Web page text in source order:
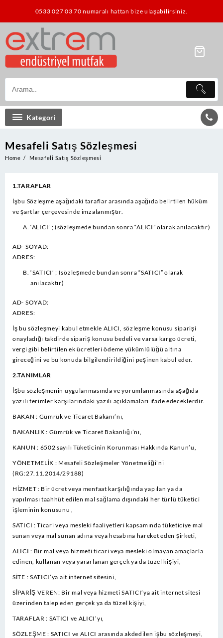
0533 027 03 70 numaralı hattan bize ulaşabilirsiniz.
Kategori
Mesafeli Satış Sözleşmesi
Home Mesafeli Satış Sözleşmesi
1.TARAFLAR
İşbu Sözleşme aşağıdaki taraflar arasında aşağıda belirtilen hüküm
ve şartlar çerçevesinde imzalanmıştır.
‘ALICI’ ; (sözleşmede bundan sonra “ALICI” olarak anılacaktır)
AD- SOYAD:
ADRES:
‘SATICI’ ; (sözleşmede bundan sonra “SATICI” olarak
anılacaktır)
AD- SOYAD:
ADRES:
İş bu sözleşmeyi kabul etmekle ALICI, sözleşme konusu siparişi
onayladığı takdirde sipariş konusu bedeli ve varsa kargo ücreti,
vergi gibi belirtilen ek ücretleri ödeme yükümlülüğü altına
gireceğini ve bu konuda bilgilendirildiğini peşinen kabul eder.
2.TANIMLAR
İşbu sözleşmenin uygulanmasında ve yorumlanmasında aşağıda
yazılı terimler karşılarındaki yazılı açıklamaları ifade edeceklerdir.
BAKAN : Gümrük ve Ticaret Bakanı’nı,
BAKANLIK : Gümrük ve Ticaret Bakanlığı’nı,
KANUN : 6502 sayılı Tüketicinin Korunması Hakkında Kanun’u,
YÖNETMELİK : Mesafeli Sözleşmeler Yönetmeliği’ni
(RG:27.11.2014/29188)
HİZMET : Bir ücret veya menfaat karşılığında yapılan ya da
yapılması taahhüt edilen mal sağlama dışındaki her türlü tüketici
işleminin konusunu ,
SATICI : Ticari veya mesleki faaliyetleri kapsamında tüketiciye mal
sunan veya mal sunan adına veya hesabına hareket eden şirketi,
ALICI : Bir mal veya hizmeti ticari veya mesleki olmayan amaçlarla
edinen, kullanan veya yararlanan gerçek ya da tüzel kişiyi,
SİTE : SATICI’ya ait internet sitesini,
SİPARİŞ VEREN: Bir mal veya hizmeti SATICI’ya ait internet sitesi
üzerinden talep eden gerçek ya da tüzel kişiyi,
TARAFLAR : SATICI ve ALICI’yı,
SÖZLEŞME : SATICI ve ALICI arasında akdedilen işbu sözleşmeyi,